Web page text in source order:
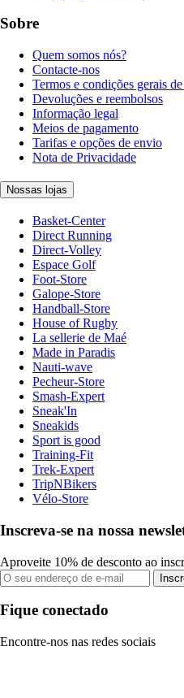
Sobre
Quem somos nós?
Contacte-nos
Termos e condições gerais
Devoluções e reembolsos
Informação legal
Meios de pagamento
Tarifas e opções de envio
Nota de Privacidade
Nossas lojas
Basket-Center
Direct Running
Direct-Volley
Espace Golf
Foot-Store
Galope-Store
Handball-Store
House of Rugby
La sellerie de Maé
Made in Paradis
Nauti-wave
Pecheur-Store
Smash-Expert
Sneak'In
Sneakids
Sport is good
Training-Fit
Trek-Expert
TripNBikers
Vélo-Store
Inscreva-se na nossa
Aproveite 10% de desconto ao
Fique conectado
Encontre-nos nas redes sociais